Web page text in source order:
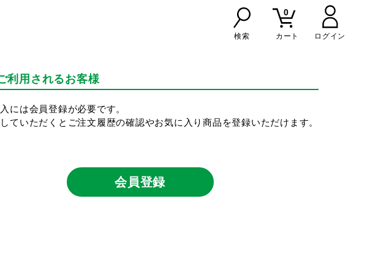
検索
0
カート
利用されるお客様
には会員登録が必要です。
ていただくとご注文履歴の確認やお気に入り商品を登録いただけます。
会員登録